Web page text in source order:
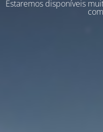
Estaremos disponíveis